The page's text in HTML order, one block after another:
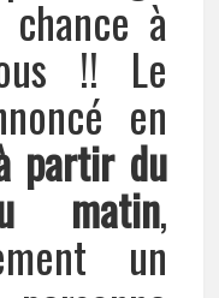
à
!! Le
en
partir du
matin,
un